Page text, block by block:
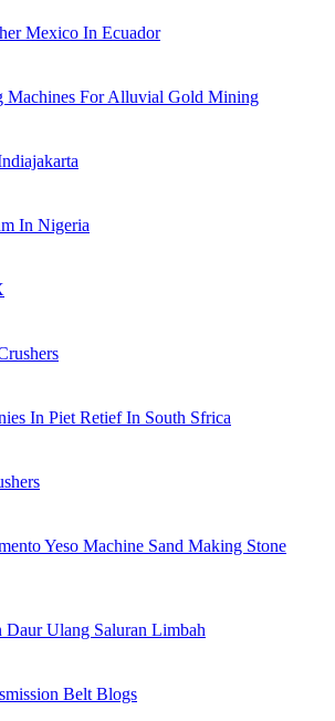
Mexico In Ecuador
Machines For Alluvial Gold Mining
In Nigeria
In Piet Retief In South Sfrica
Yeso Machine Sand Making Stone
Daur Ulang Saluran Limbah
Belt Blogs